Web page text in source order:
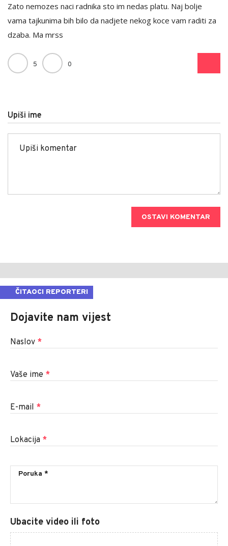
Zato nemozes naci radnika sto im nedas platu. Naj bolje
vama tajkunima bih bilo da nadjete nekog koce vam raditi za
dzaba. Ma mrss
5 0
Upiši ime
OSTAVI KOMENTAR
ČITAOCI REPORTERI
Dojavite nam vijest
Naslov *
Vaše ime *
E-mail *
Lokacija *
Ubacite video ili foto